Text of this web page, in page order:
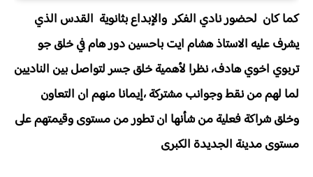
كما كان لحضور نادي الفكر والإبداع بثانوية القدس الذي
يشرف عليه الاستاذ هشام ايت باحسين دور هام في خلق جو
تربوي اخوي هادف، نظرا لأهمية خلق جسر لتواصل بين الناديين
لما لهم من نقط وجوانب مشتركة ،إيمانا منهم ان التعاون
وخلق شراكة فعلية من شأنها ان تطور من مستوى وقيمتهم على
مستوى مدينة الجديدة الكبرى